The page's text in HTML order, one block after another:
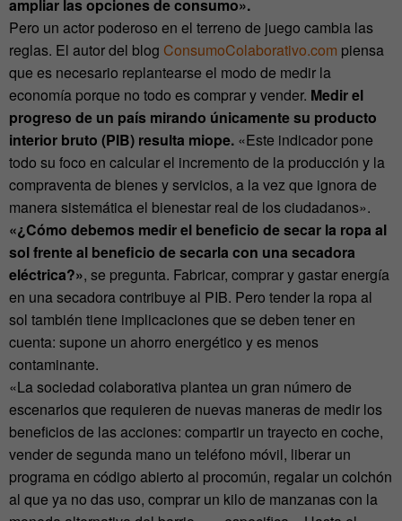
ampliar las opciones de consumo».
Pero un actor poderoso en el terreno de juego cambia las
reglas. El autor del blog ConsumoColaborativo.com piensa
que es necesario replantearse el modo de medir la
economía porque no todo es comprar y vender. Medir el
progreso de un país mirando únicamente su producto
interior bruto (PIB) resulta miope. «Este indicador pone
todo su foco en calcular el incremento de la producción y la
compraventa de bienes y servicios, a la vez que ignora de
manera sistemática el bienestar real de los ciudadanos».
«¿Cómo debemos medir el beneficio de secar la ropa al
sol frente al beneficio de secarla con una secadora
eléctrica?», se pregunta. Fabricar, comprar y gastar energía
en una secadora contribuye al PIB. Pero tender la ropa al
sol también tiene implicaciones que se deben tener en
cuenta: supone un ahorro energético y es menos
contaminante.
«La sociedad colaborativa plantea un gran número de
escenarios que requieren de nuevas maneras de medir los
beneficios de las acciones: compartir un trayecto en coche,
vender de segunda mano un teléfono móvil, liberar un
programa en código abierto al procomún, regalar un colchón
al que ya no das uso, comprar un kilo de manzanas con la